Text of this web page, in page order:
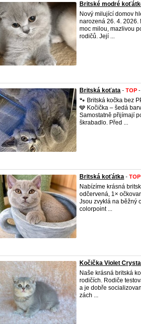
Britské modré
Nový milující domov
narozená 26. 4. 2026.
moc milou, mazlivou
rodičů. Její ...
Britská koťata - TOP
🐾 Britská kočka bez
🩶 Kočička – šedá
Samostatně přijímají
škrabadlo. Před ...
Britská koťátka - TOP
Nabízíme krásná
odčervená, 1×
Jsou zvyklá na běžný
colorpoint ...
Kočička Violet
Naše krásná britská
rodičích. Rodiče
a je dobře
zách ...